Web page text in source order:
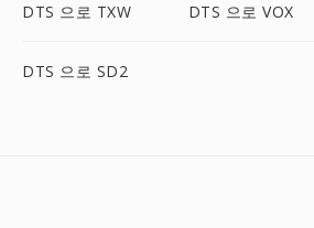
DTS 으로 TXW DTS 으로 VOX
DTS 으로 SD2